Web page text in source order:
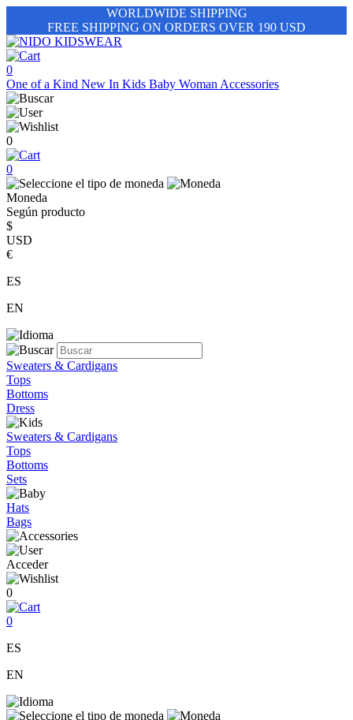
WORLDWIDE SHIPPING
FREE SHIPPING ON ORDERS OVER 190 USD
0
One of a Kind New In Kids Baby Woman Accessories
0
0
Moneda
Según producto
$
USD
€
ES
EN
Sweaters & Cardigans
Tops
Bottoms
Dress
Sweaters & Cardigans
Tops
Bottoms
Sets
Hats
Bags
Acceder
0
0
ES
EN